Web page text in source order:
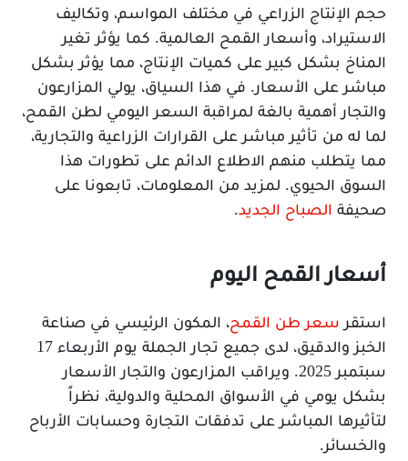
حجم الإنتاج الزراعي في مختلف المواسم، وتكاليف
الاستيراد، وأسعار القمح العالمية. كما يؤثر تغير
المناخ بشكل كبير على كميات الإنتاج، مما يؤثر بشكل
مباشر على الأسعار. في هذا السياق، يولي المزارعون
والتجار أهمية بالغة لمراقبة السعر اليومي لطن القمح،
لما له من تأثير مباشر على القرارات الزراعية والتجارية،
مما يتطلب منهم الاطلاع الدائم على تطورات هذا
السوق الحيوي. لمزيد من المعلومات، تابعونا على
صحيفة الصباح الجديد.
أسعار القمح اليوم
استقر سعر طن القمح، المكون الرئيسي في صناعة
الخبز والدقيق، لدى جميع تجار الجملة يوم الأربعاء 17
سبتمبر 2025. ويراقب المزارعون والتجار الأسعار
بشكل يومي في الأسواق المحلية والدولية، نظراً
لتأثيرها المباشر على تدفقات التجارة وحسابات الأرباح
والخسائر.